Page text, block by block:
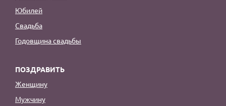
Юбилей
Свадьба
Годовщина свадьбы
ПОЗДРАВИТЬ
Женщину
Мужчину